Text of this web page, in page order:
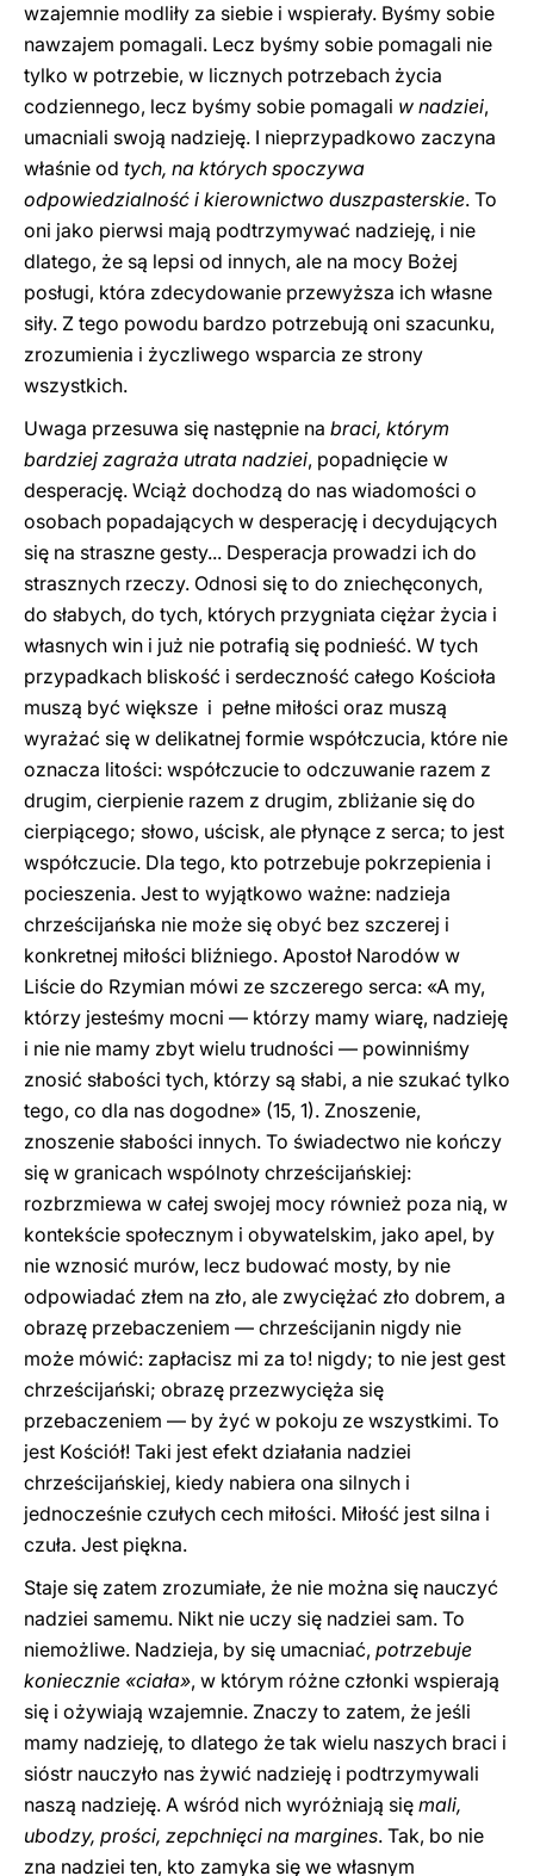
wzajemnie modliły za siebie i wspierały. Byśmy sobie
nawzajem pomagali. Lecz byśmy sobie pomagali nie
tylko w potrzebie, w licznych potrzebach życia
codziennego, lecz byśmy sobie pomagali w nadziei,
umacniali swoją nadzieję. I nieprzypadkowo zaczyna
właśnie od tych, na których spoczywa
odpowiedzialność i kierownictwo duszpasterskie. To
oni jako pierwsi mają podtrzymywać nadzieję, i nie
dlatego, że są lepsi od innych, ale na mocy Bożej
posługi, która zdecydowanie przewyższa ich własne
siły. Z tego powodu bardzo potrzebują oni szacunku,
zrozumienia i życzliwego wsparcia ze strony
wszystkich.
Uwaga przesuwa się następnie na braci, którym
bardziej zagraża utrata nadziei, popadnięcie w
desperację. Wciąż dochodzą do nas wiadomości o
osobach popadających w desperację i decydujących
się na straszne gesty... Desperacja prowadzi ich do
strasznych rzeczy. Odnosi się to do zniechęconych,
do słabych, do tych, których przygniata ciężar życia i
własnych win i już nie potrafią się podnieść. W tych
przypadkach bliskość i serdeczność całego Kościoła
muszą być większe i pełne miłości oraz muszą
wyrażać się w delikatnej formie współczucia, które nie
oznacza litości: współczucie to odczuwanie razem z
drugim, cierpienie razem z drugim, zbliżanie się do
cierpiącego; słowo, uścisk, ale płynące z serca; to jest
współczucie. Dla tego, kto potrzebuje pokrzepienia i
pocieszenia. Jest to wyjątkowo ważne: nadzieja
chrześcijańska nie może się obyć bez szczerej i
konkretnej miłości bliźniego. Apostoł Narodów w
Liście do Rzymian mówi ze szczerego serca: «A my,
którzy jesteśmy mocni — którzy mamy wiarę, nadzieję
i nie nie mamy zbyt wielu trudności — powinniśmy
znosić słabości tych, którzy są słabi, a nie szukać tylko
tego, co dla nas dogodne» (15, 1). Znoszenie,
znoszenie słabości innych. To świadectwo nie kończy
się w granicach wspólnoty chrześcijańskiej:
rozbrzmiewa w całej swojej mocy również poza nią, w
kontekście społecznym i obywatelskim, jako apel, by
nie wznosić murów, lecz budować mosty, by nie
odpowiadać złem na zło, ale zwyciężać zło dobrem, a
obrazę przebaczeniem — chrześcijanin nigdy nie
może mówić: zapłacisz mi za to! nigdy; to nie jest gest
chrześcijański; obrazę przezwycięża się
przebaczeniem — by żyć w pokoju ze wszystkimi. To
jest Kościół! Taki jest efekt działania nadziei
chrześcijańskiej, kiedy nabiera ona silnych i
jednocześnie czułych cech miłości. Miłość jest silna i
czuła. Jest piękna.
Staje się zatem zrozumiałe, że nie można się nauczyć
nadziei samemu. Nikt nie uczy się nadziei sam. To
niemożliwe. Nadzieja, by się umacniać, potrzebuje
koniecznie «ciała», w którym różne członki wspierają
się i ożywiają wzajemnie. Znaczy to zatem, że jeśli
mamy nadzieję, to dlatego że tak wielu naszych braci i
sióstr nauczyło nas żywić nadzieję i podtrzymywali
naszą nadzieję. A wśród nich wyróżniają się mali,
ubodzy, prości, zepchnięci na margines. Tak, bo nie
zna nadziei ten, kto zamyka się we własnym